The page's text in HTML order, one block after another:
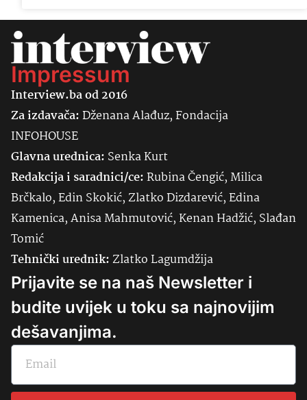
Impressum
Interview.ba od 2016
Za izdavača:Dženana Alađuz, Fondacija
INFOHOUSE
Glavna urednica: SenkaKurt
Redakcija i saradnici/ce:Rubina Čengić, Milica
Brčkalo, Edin Skokić, Zlatko Dizdarević, Edina
Kamenica, Anisa Mahmutović, Kenan Hadžić, Slađan
Tomić
Tehnički urednik:Zlatko Lagumdžija
Prijavite se na naš Newsletter i
budite uvijek u toku sa najnovijim
dešavanjima.